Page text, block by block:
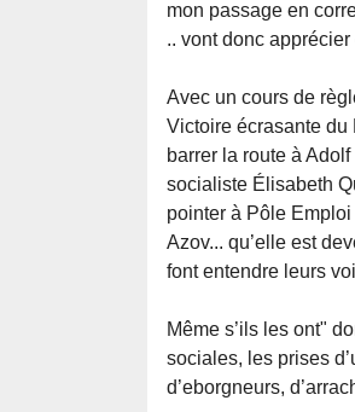
mon passage en
.. vont donc
Avec un cours de
Victoire écrasante
barrer la route à
socialiste Élisabeth
pointer à Pôle
Azov... qu’elle est
font entendre leurs
Même s’ils les ont"
sociales, les prises
d’eborgneurs,